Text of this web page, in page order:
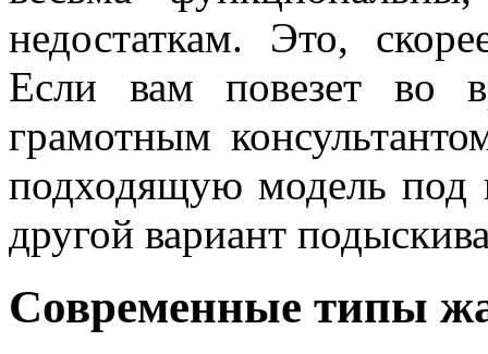
недостаткам. Это,
Если вам повезет во
грамотным
подходящую модель под
другой вариант
Современные типы